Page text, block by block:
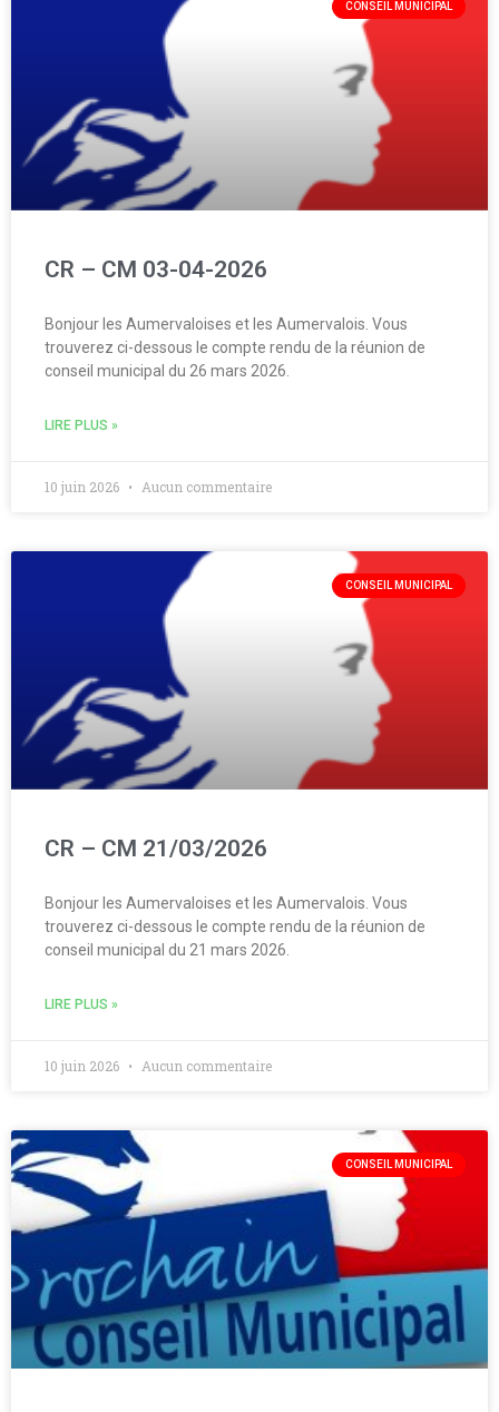
CONSEIL MUNICIPAL
CR – CM 03-04-2026
Bonjour les Aumervaloises et les Aumervalois. Vous
trouverez ci-dessous le compte rendu de la réunion de
conseil municipal du 26 mars 2026.
LIRE PLUS »
10 juin 2026 Aucun commentaire
CONSEIL MUNICIPAL
CR – CM 21/03/2026
Bonjour les Aumervaloises et les Aumervalois. Vous
trouverez ci-dessous le compte rendu de la réunion de
conseil municipal du 21 mars 2026.
LIRE PLUS »
10 juin 2026 Aucun commentaire
CONSEIL MUNICIPAL